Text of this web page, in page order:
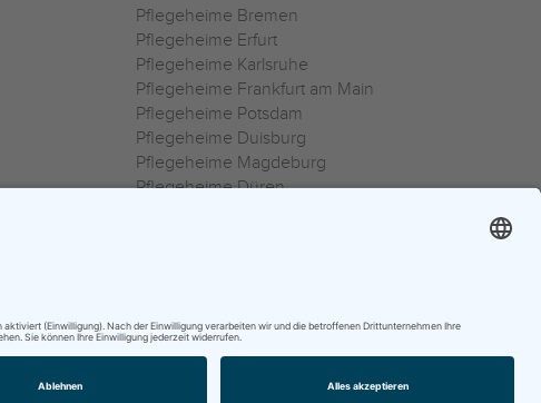
Pflegeheime Bremen
Pflegeheime Erfurt
Pflegeheime Karlsruhe
Pflegeheime Frankfurt am Main
Pflegeheime Potsdam
Pflegeheime Duisburg
Pflegeheime Magdeburg
Pflegeheime Düren
0800 800 666 0